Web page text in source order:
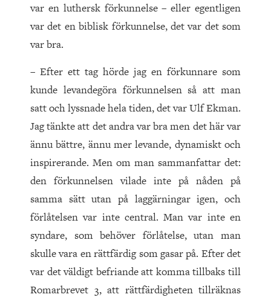
var en luthersk förkunnelse – eller egentligen
var det en biblisk förkunnelse, det var det som
var bra.
– Efter ett tag hörde jag en förkunnare som
kunde levandegöra förkunnelsen så att man
satt och lyssnade hela tiden, det var Ulf Ekman.
Jag tänkte att det andra var bra men det här var
ännu bättre, ännu mer levande, dynamiskt och
inspirerande. Men om man sammanfattar det:
den förkunnelsen vilade inte på nåden på
samma sätt utan på laggärningar igen, och
förlåtelsen var inte central. Man var inte en
syndare, som behöver förlåtelse, utan man
skulle vara en rättfärdig som gasar på. Efter det
var det väldigt befriande att komma tillbaks till
Romarbrevet 3, att rättfärdigheten tillräknas